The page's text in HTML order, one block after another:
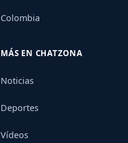
Colombia
MÁS EN CHATZONA
Noticias
Deportes
Vídeos